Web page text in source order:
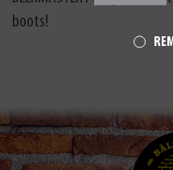
boots!